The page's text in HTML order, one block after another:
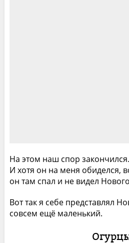
На этом наш спор
И хотя он на меня обиделся,
он там спал и не видел
Вот так я себе представлял
совсем ещё маленький.